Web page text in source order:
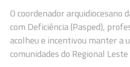
O coordenador arquidiocesano
com Deficiência (Pasped),
acolheu e incentivou manter a
comunidades do Regional Leste